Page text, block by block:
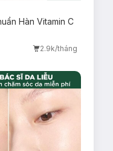
Hàn Vitamin C
2.9k/tháng